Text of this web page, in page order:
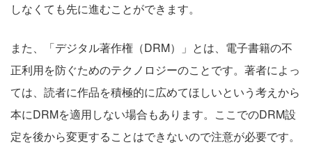
しなくても先に進むことができます。
また、「デジタル著作権（DRM）」とは、電子書籍の不
正利用を防ぐためのテクノロジーのことです。著者によっ
ては、読者に作品を積極的に広めてほしいという考えから
本にDRMを適用しない場合もあります。ここでのDRM設
定を後から変更することはできないので注意が必要です。